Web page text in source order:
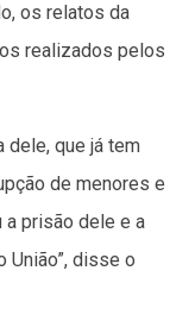
os relatos da
realizados pelos
dele, que já tem
de menores e
prisão dele e a
União”, disse o